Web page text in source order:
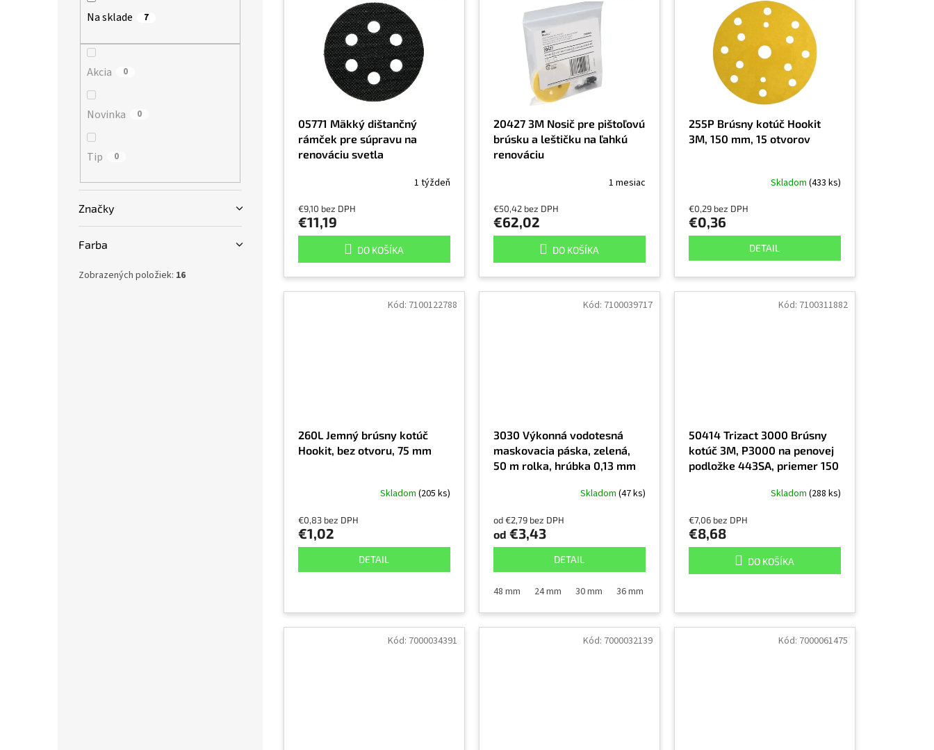
Na sklade 7
Akcia 0
Novinka 0
Tip 0
Značky
Farba
Zobrazených položiek: 16
05771 Mäkký dištančný
rámček pre súpravu na
renováciu svetla
1 týždeň
€9,10 bez DPH
€11,19
DO KOŠÍKA
20427 3M Nosič pre pištoľovú
brúsku a leštičku na ľahkú
renováciu
1 mesiac
€50,42 bez DPH
€62,02
DO KOŠÍKA
255P Brúsny kotúč Hookit
3M, 150 mm, 15 otvorov
Skladom (433 ks)
€0,29 bez DPH
€0,36
DETAIL
260L Jemný brúsny kotúč
Hookit, bez otvoru, 75 mm
Skladom (205 ks)
€0,83 bez DPH
€1,02
DETAIL
Kód: 7100122788
3030 Výkonná vodotesná
maskovacia páska, zelená,
50 m rolka, hrúbka 0,13 mm
Skladom (47 ks)
od €2,79 bez DPH
od €3,43
DETAIL
48 mm 24 mm 30 mm 36 mm
Kód: 7100039717
50414 Trizact 3000 Brúsny
kotúč 3M, P3000 na penovej
podložke 443SA, priemer 150
Skladom (288 ks)
€7,06 bez DPH
€8,68
DO KOŠÍKA
Kód: 7100311882
Kód: 7000034391 Kód: 7000032139 Kód: 7000061475